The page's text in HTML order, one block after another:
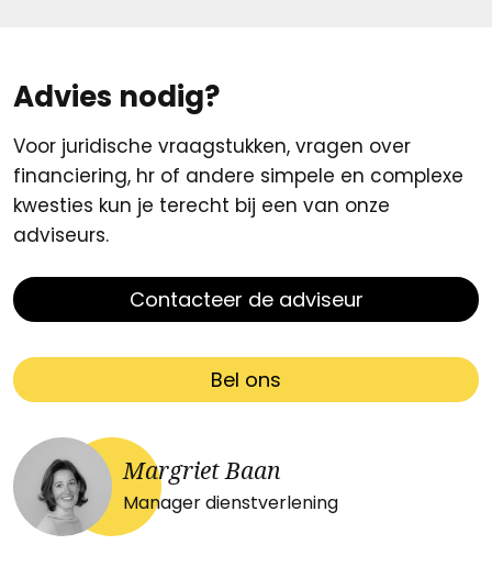
Advies nodig?
Voor juridische vraagstukken, vragen over
financiering, hr of andere simpele en complexe
kwesties kun je terecht bij een van onze
adviseurs.
Contacteer de adviseur
Bel ons
Margriet Baan
Manager dienstverlening